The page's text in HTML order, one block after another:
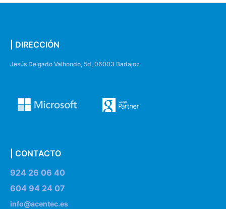
| DIRECCIÓN
Jesús Delgado Valhondo, 5d, 06003 Badajoz
| CONTACTO
924 26 06 40
604 94 24 07
info@acentec.es